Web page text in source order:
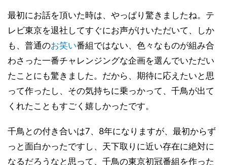
最初にお話を頂いた時は、やっぱり驚きましたね。テ
レビ東京を退社してすぐにお声がけいただいて、しか
も、普通のお笑い番組ではない、色々なものが組み合
わさった一番チャレンジングな企画を選んでいただい
たことにも驚きました。だから、期待に応えたいと思
って作ったし、その気持ちに乗っかって、千鳥が出て
くれたこともすごく嬉しかったです。
千鳥との付き合いは7、8年になりますが、最初からず
っと面白かったですし、天下取りに近い存在に絶対に
なるだろうなと思って、千鳥の東京初冠番組を作った